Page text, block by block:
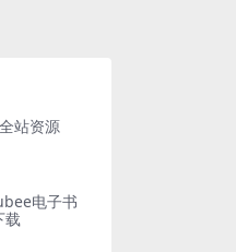
站资源
电子书
载